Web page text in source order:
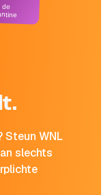
Steun WNL
slechts
de